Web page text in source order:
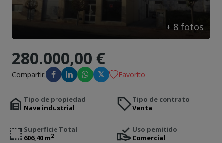
+ 8 fotos
280.000,00 €
Compartir: 𝕏 Favorito
Tipo de propiedad
Nave industrial
Tipo de contrato
Venta
Superficie Total
606,40 m2
Uso pemitido
Comercial